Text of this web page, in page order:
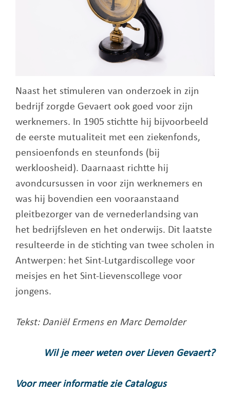
Naast het stimuleren van onderzoek in zijn
bedrijf zorgde Gevaert ook goed voor zijn
werknemers. In 1905 stichtte hij bijvoorbeeld
de eerste mutualiteit met een ziekenfonds,
pensioenfonds en steunfonds (bij
werkloosheid). Daarnaast richtte hij
avondcursussen in voor zijn werknemers en
was hij bovendien een vooraanstaand
pleitbezorger van de vernederlandsing van
het bedrijfsleven en het onderwijs. Dit laatste
resulteerde in de stichting van twee scholen in
Antwerpen: het Sint-Lutgardiscollege voor
meisjes en het Sint-Lievenscollege voor
jongens.
Tekst: Daniël Ermens en Marc Demolder
Wil je meer weten over Lieven Gevaert?
Voor meer informatie zie Catalogus